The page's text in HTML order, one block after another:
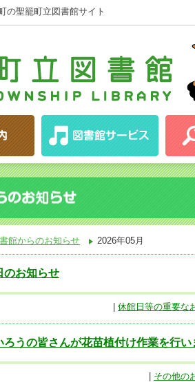
の聖籠町立図書館サイト
館からのお知らせ 2026年05月
のお知らせ
休館日等の重要な
ろうの皆さんが花苗植付け作業を行い
その他の